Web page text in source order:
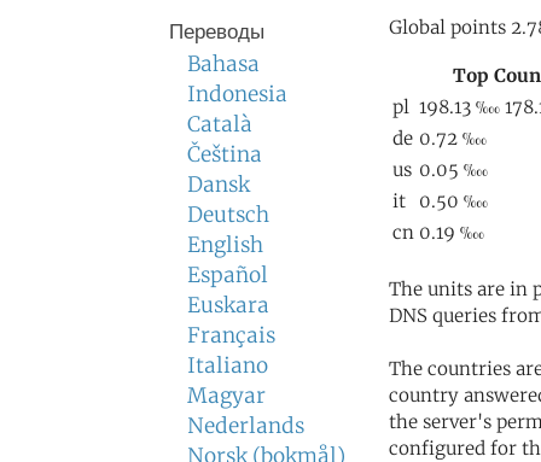
Переводы
Bahasa
Indonesia
Català
Čeština
Dansk
Deutsch
English
Español
Euskara
Français
Italiano
Magyar
Nederlands
Norsk (bokmål)
The units are in
DNS queries
The countries
country
the server's
configured for